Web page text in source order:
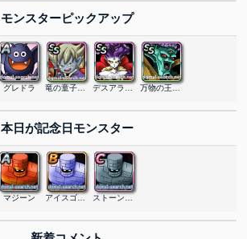
モンスターピックアップ
グレドラ 竜の童子リオー デスアラウネ 万物の王オルゴ・デミーラ
本日が記念日モンスター
マジーン アイスゴーレム ストーンマン